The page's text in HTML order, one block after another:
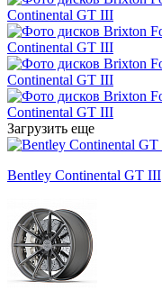
Загрузить еще
Bentley Continental GT III